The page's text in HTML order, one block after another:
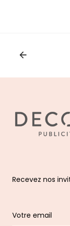
Recevez nos